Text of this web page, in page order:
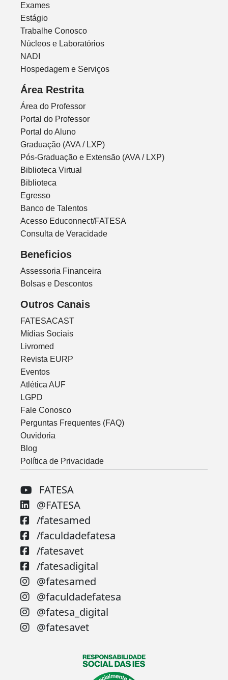
Exames
Estágio
Trabalhe Conosco
Núcleos e Laboratórios
NADI
Hospedagem e Serviços
Área Restrita
Área do Professor
Portal do Professor
Portal do Aluno
Graduação (AVA / LXP)
Pós-Graduação e Extensão (AVA / LXP)
Biblioteca Virtual
Biblioteca
Egresso
Banco de Talentos
Acesso Educonnect/FATESA
Consulta de Veracidade
Beneficios
Assessoria Financeira
Bolsas e Descontos
Outros Canais
FATESACAST
Mídias Sociais
Livromed
Revista EURP
Eventos
Atlética AUF
LGPD
Fale Conosco
Perguntas Frequentes (FAQ)
Ouvidoria
Blog
Política de Privacidade
FATESA
@FATESA
/fatesamed
/faculdadefatesa
/fatesavet
/fatesadigital
@fatesamed
@faculdadefatesa
@fatesa_digital
@fatesavet